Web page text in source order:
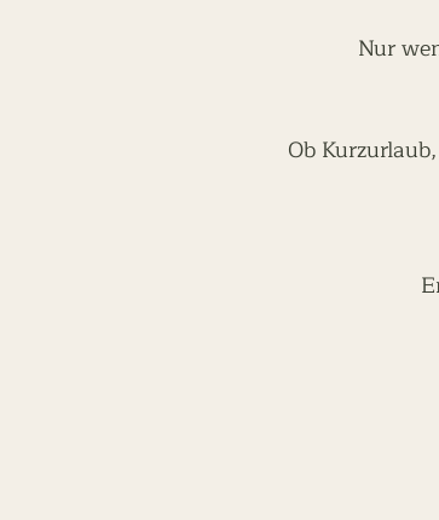
Nur
Ob